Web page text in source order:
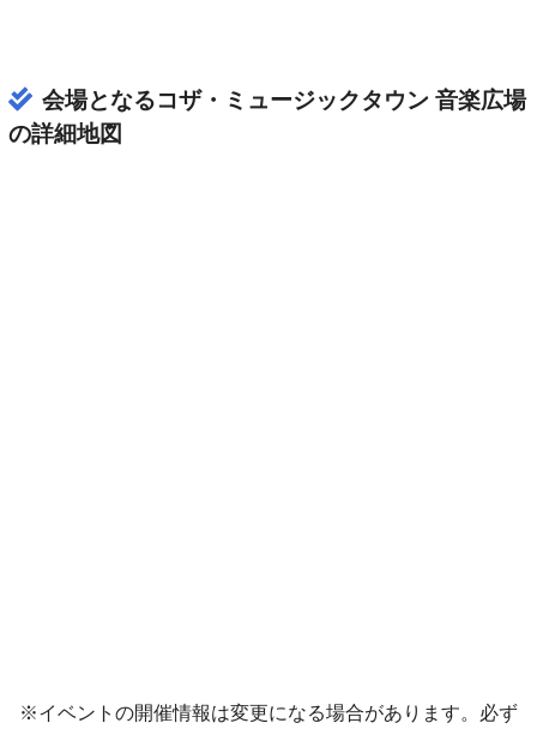
会場となるコザ・ミュージックタウン 音楽広場
の詳細地図
※イベントの開催情報は変更になる場合があります。必ず